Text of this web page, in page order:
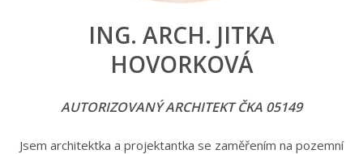
ING. ARCH. JITKA
HOVORKOVÁ
AUTORIZOVANÝ ARCHITEKT ČKA 05149
Jsem architektka a projektantka se zaměřením na pozemní